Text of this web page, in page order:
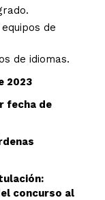
de
de idiomas.
2023
fecha de
concurso al